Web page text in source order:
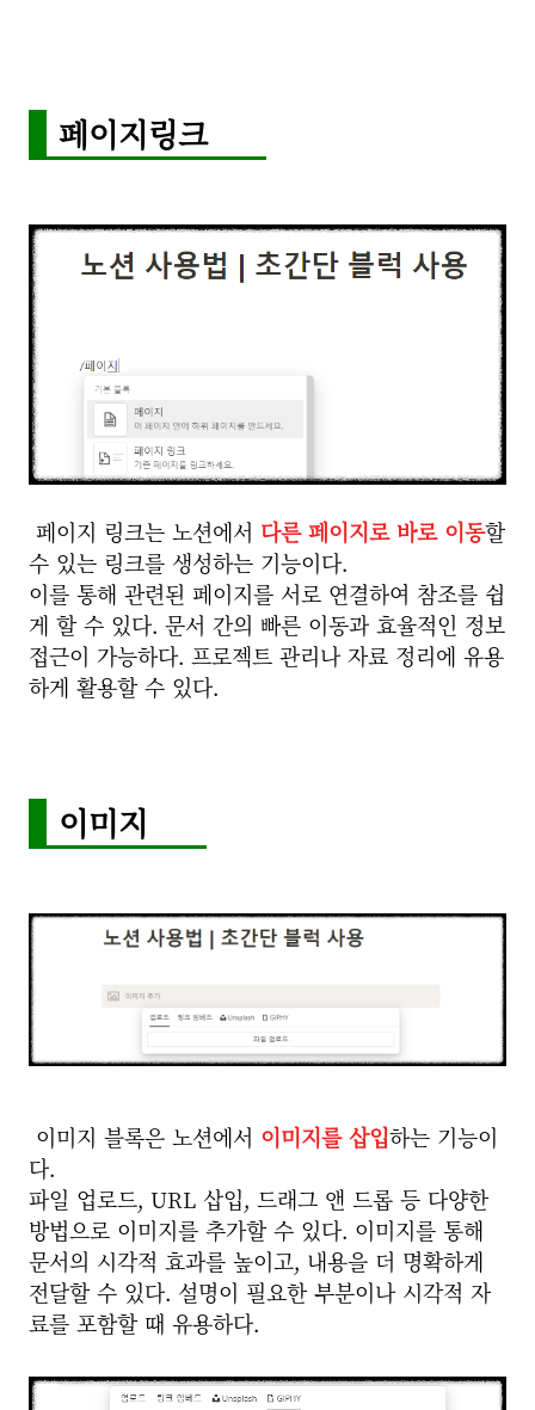
페이지링크
페이지 링크는 노션에서 다른 페이지로 바로 이동할
수 있는 링크를 생성하는 기능이다.
이를 통해 관련된 페이지를 서로 연결하여 참조를 쉽
게 할 수 있다. 문서 간의 빠른 이동과 효율적인 정보
접근이 가능하다. 프로젝트 관리나 자료 정리에 유용
하게 활용할 수 있다.
이미지
이미지 블록은 노션에서 이미지를 삽입하는 기능이
다.
파일 업로드, URL 삽입, 드래그 앤 드롭 등 다양한
방법으로 이미지를 추가할 수 있다. 이미지를 통해
문서의 시각적 효과를 높이고, 내용을 더 명확하게
전달할 수 있다. 설명이 필요한 부분이나 시각적 자
료를 포함할 때 유용하다.